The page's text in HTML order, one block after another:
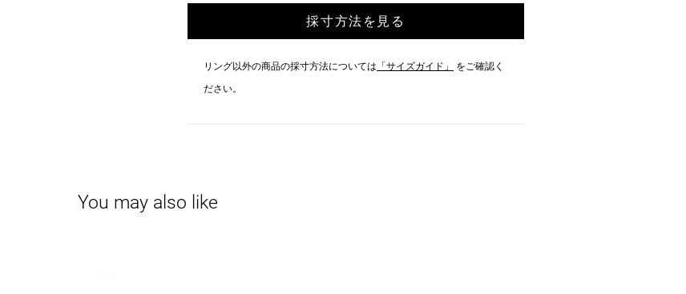
採寸方法を見る
リング以外の商品の採寸方法については 「サイズガイド」
をご確認く
ださい。
You may also like